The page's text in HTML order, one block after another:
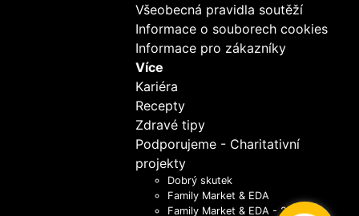
Všeobecná pravidla soutěží
Informace o souborech cookies
Informace pro zákazníky
Více
Kariéra
Recepty
Zdravé tipy
Podporujeme - Charitativní
projekty
Dobrý skutek
Family Market & EDA
Family Market & EDA - 2021